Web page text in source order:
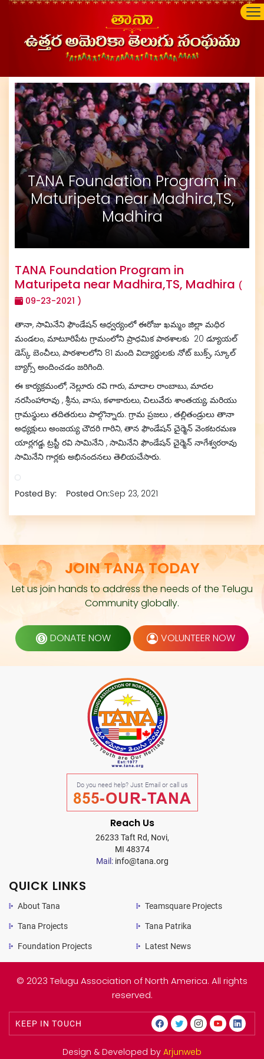
TANA Foundation Program in
Maturipeta near Madhira,TS,
Madhira
TANA Foundation Program in
Maturipeta near Madhira,TS, Madhira (
09-23-2021 )
తానా, సామినేని ఫౌండేషన్ ఆధ్వర్యంలో ఈరోజు ఖమ్మం జిల్లా మధిర
మండలం, మాటూరిపేట గ్రామంలోని ప్రాధమిక పాఠశాలకు 20 డ్యూయల్
డెస్క్ బెంచీలు, పాఠశాలలోని 81 మంది విద్యార్థులకు నోట్ బుక్స్, స్కూల్
బ్యాగ్స్ అందించడం జరిగింది.
ఈ కార్యక్రమంలో, నెల్లూరు రవి గారు, మాదాల రాంబాబు, మాదల
నరసింహారావు , శ్రీను, వాసు, కళాకారులు, చిలువేరు శాంతయ్య, మరియు
గ్రామస్థులు తదితరులు పాల్గొన్నారు. గ్రామ ప్రజలు , తల్లితండ్రులు తానా
అధ్యక్షులు అంజయ్య చౌదరి గారిని, తాన ఫౌండేషన్ చైర్మెన్ వెంకటరమణ
యార్లగడ్డ, ట్రస్టీ రవి సామినేని , సామినేని ఫౌండేషన్ చైర్మెన్ నాగేశ్వరరావు
సామినేని గార్లకు అభినందనలు తెలియచేసారు.
Posted By: Posted On:Sep 23, 2021
JOIN TANA TODAY
Let us join hands to address the needs of the Telugu
Community globally.
DONATE NOW VOLUNTEER NOW
Do you need help? Just Email or call us
855-OUR-TANA
Reach Us
26233 Taft Rd, Novi,
MI 48374
Mail:info@tana.org
QUICK LINKS
About Tana
Tana Projects
Foundation Projects
Teamsquare Projects
Tana Patrika
Latest News
© 2023 Telugu Association of North America. All rights
reserved.
KEEP IN TOUCH
Design & Developed by Arjunweb